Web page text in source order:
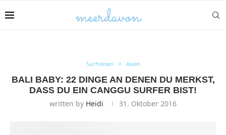
Surfreisen Asien
BALI BABY: 22 DINGE AN DENEN DU MERKST,
DASS DU EIN CANGGU SURFER BIST!
written by Heidi 31. Oktober 2016